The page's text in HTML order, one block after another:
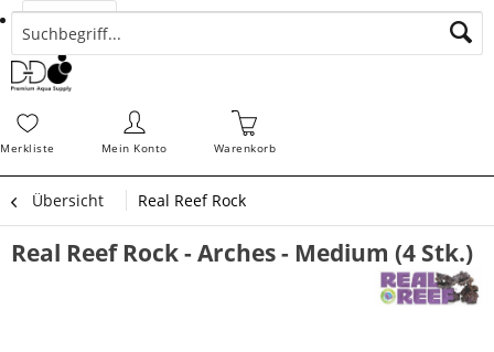
Suchen
Merkliste Mein Konto
Bestellungen Schnellerfassung
Warenkorb
Übersicht Real Reef Rock
Real Reef Rock - Arches - Medium (4 Stk.)